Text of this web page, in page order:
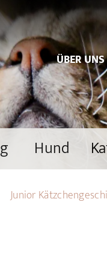
ÜBER UNS
Hund
Junior